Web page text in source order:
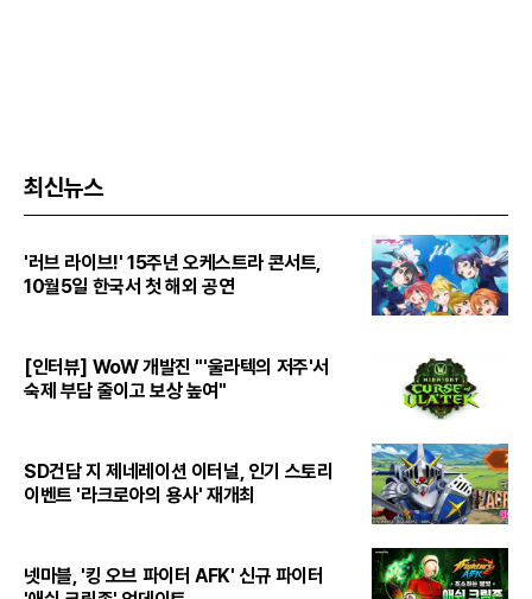
최신뉴스
'러브 라이브!' 15주년 오케스트라 콘서트,
10월5일 한국서 첫 해외 공연
[인터뷰] WoW 개발진 "'울라텍의 저주'서
숙제 부담 줄이고 보상 높여"
SD건담 지 제네레이션 이터널, 인기 스토리
이벤트 '라크로아의 용사' 재개최
넷마블, '킹 오브 파이터 AFK' 신규 파이터